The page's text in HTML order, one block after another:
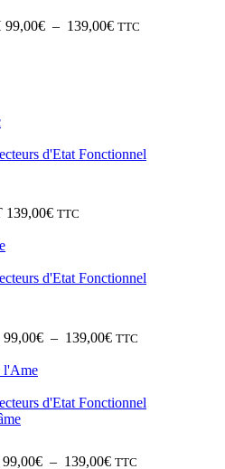
99,00€ – 139,00€ TTC
d'Etat Fonctionnel
139,00€ TTC
d'Etat Fonctionnel
99,00€ – 139,00€ TTC
d'Etat Fonctionnel
99,00€ – 139,00€ TTC